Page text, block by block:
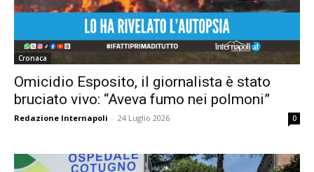
Cronaca
Omicidio Esposito, il giornalista è stato
bruciato vivo: “Aveva fumo nei polmoni”
Redazione Internapoli - 24 Luglio 2026 0